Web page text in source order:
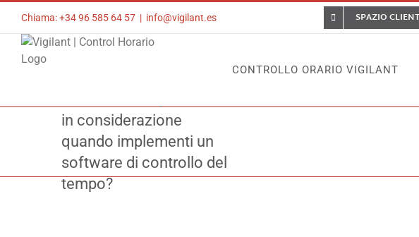
content
Chiama: +34 96 585 64 57 | info@vigilant.es SPAZIO
CONTROLLO ORARIO VIGILANT
in considerazione
quando implementi un
software di controllo del
tempo?